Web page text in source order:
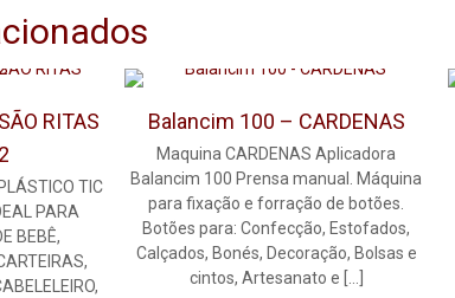
RITAS
TIC
PARA
BEBÊ,
Balancim 100 – CARDENAS
Maquina CARDENAS Aplicadora
Balancim 100 Prensa manual. Máquina
para fixação e forração de botões.
Botões para: Confecção, Estofados,
Calçados, Bonés, Decoração, Bolsas e
cintos, Artesanato e […]